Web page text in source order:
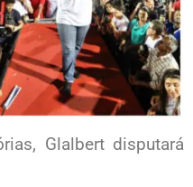
Glalbert disputará